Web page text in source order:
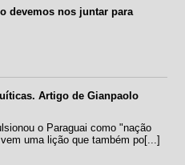
devemos nos juntar para
Artigo de Gianpaolo
o Paraguai como "nação
uma lição que também po[...]